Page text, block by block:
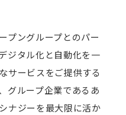
プングループとのパー
ジタル化と自動化を一
サービスをご提供する
グループ企業であるあ
ナジーを最大限に活か